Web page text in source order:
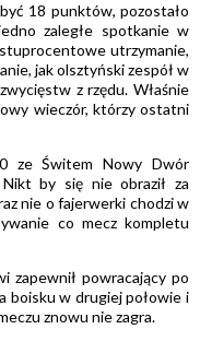
18 punktów, pozostało
zaległe spotkanie w
utrzymanie,
jak olsztyński zespół w
z rzędu. Właśnie
wieczór, którzy ostatni
ze Świtem Nowy Dwór
by się nie obraził za
nie o fajerwerki chodzi w
co mecz kompletu
zapewnił powracający po
boisku w drugiej połowie i
znowu nie zagra.